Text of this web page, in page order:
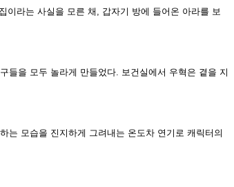
이라는 사실을 모른 채, 갑자기 방에 들어온 아라를 보
들을 모두 놀라게 만들었다. 보건실에서 우혁은 곁을 지
는 모습을 진지하게 그려내는 온도차 연기로 캐릭터의